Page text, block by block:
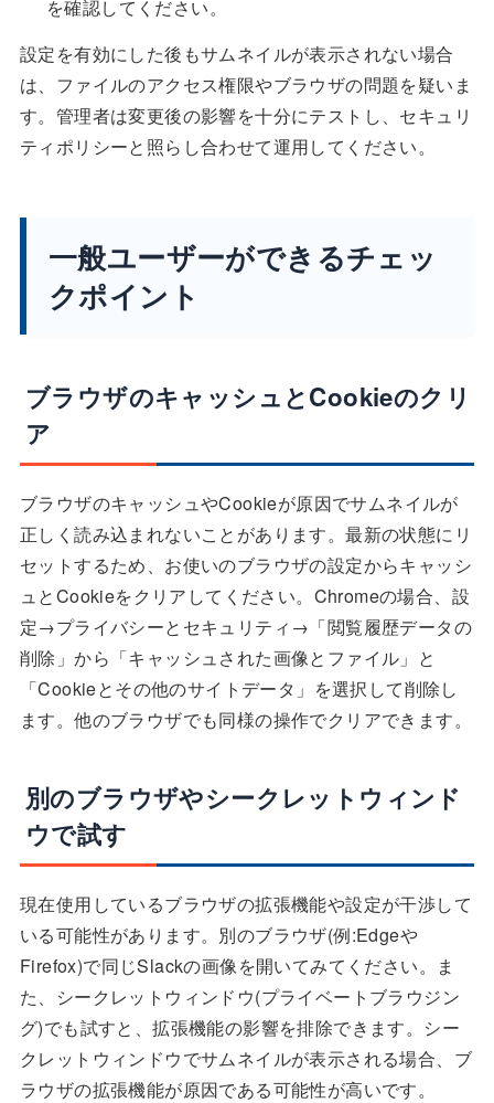
を確認してください。
設定を有効にした後もサムネイルが表示されない場合
は、ファイルのアクセス権限やブラウザの問題を疑いま
す。管理者は変更後の影響を十分にテストし、セキュリ
ティポリシーと照らし合わせて運用してください。
一般ユーザーができるチェッ
クポイント
ブラウザのキャッシュとCookieのクリ
ア
ブラウザのキャッシュやCookieが原因でサムネイルが
正しく読み込まれないことがあります。最新の状態にリ
セットするため、お使いのブラウザの設定からキャッシ
ュとCookieをクリアしてください。Chromeの場合、設
定→プライバシーとセキュリティ→「閲覧履歴データの
削除」から「キャッシュされた画像とファイル」と
「Cookieとその他のサイトデータ」を選択して削除し
ます。他のブラウザでも同様の操作でクリアできます。
別のブラウザやシークレットウィンド
ウで試す
現在使用しているブラウザの拡張機能や設定が干渉して
いる可能性があります。別のブラウザ(例:Edgeや
Firefox)で同じSlackの画像を開いてみてください。ま
た、シークレットウィンドウ(プライベートブラウジン
グ)でも試すと、拡張機能の影響を排除できます。シー
クレットウィンドウでサムネイルが表示される場合、ブ
ラウザの拡張機能が原因である可能性が高いです。